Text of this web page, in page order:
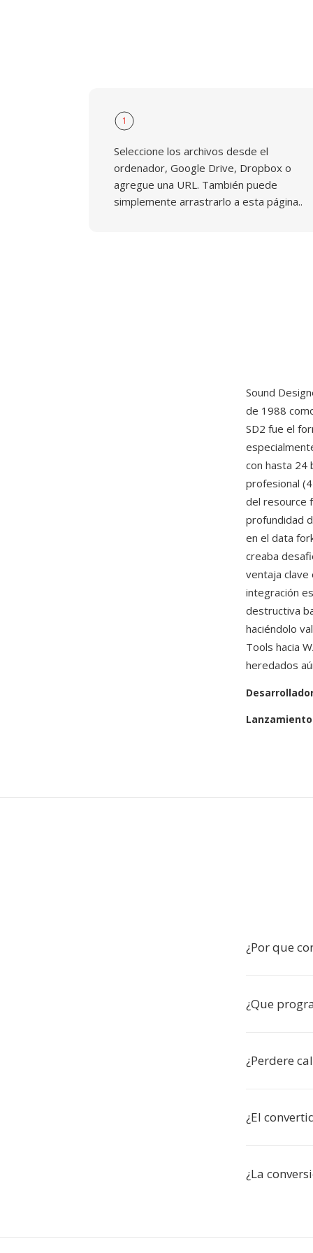
1
Seleccione los archivos desde el
ordenador, Google Drive, Dropbox o
agregue una URL. También puede
simplemente arrastrarlo a esta página..
Sound
de 1988
SD2 fue el
con hasta 24
profesional
del resource
profundidad
en el data
creaba
ventaja clave
integración
destructiva
haciéndolo
Tools hacia
heredados
¿Por que
¿Que
¿Perdere
¿El
¿La